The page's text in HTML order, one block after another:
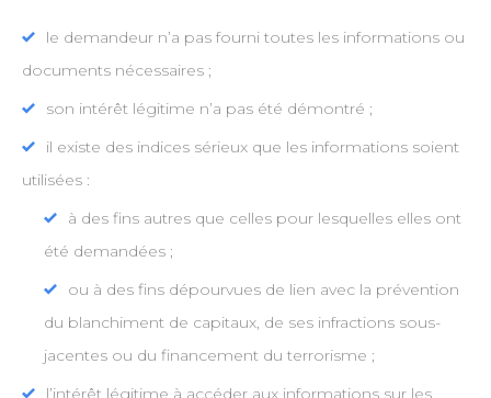
le demandeur n’a pas fourni toutes les informations ou
documents nécessaires ;
son intérêt légitime n’a pas été démontré ;
il existe des indices sérieux que les informations soient
utilisées :
à des fins autres que celles pour lesquelles elles ont
été demandées ;
ou à des fins dépourvues de lien avec la prévention
du blanchiment de capitaux, de ses infractions sous-
jacentes ou du financement du terrorisme ;